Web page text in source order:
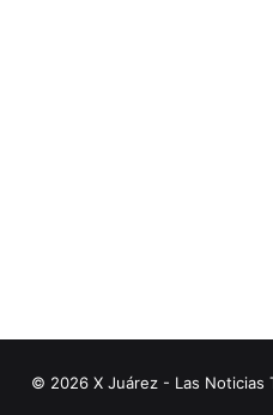
© 2026 X Juárez - Las Noticias